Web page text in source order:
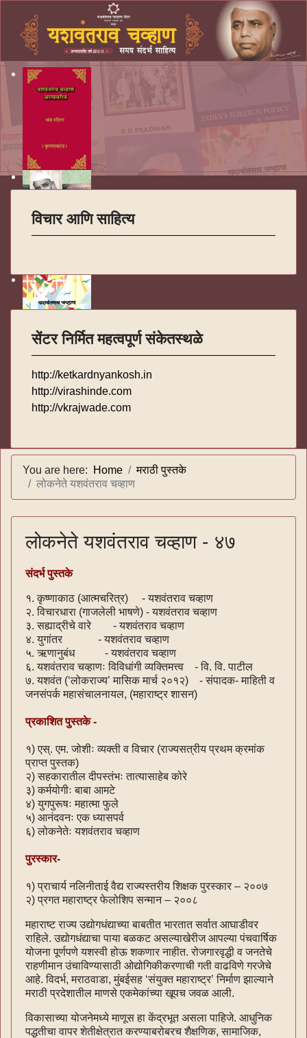
विचार आणि साहित्य
सेंटर निर्मित महत्वपूर्ण संकेतस्थळे
http://ketkardnyankosh.in
http://virashinde.com
http://vkrajwade.com
You are here: Home
मराठी पुस्तके
लोकनेते यशवंतराव चव्हाण
लोकनेते यशवंतराव चव्हाण - ४७
संदर्भ पुस्तके
१. कृष्णाकाठ (आत्मचरित्र) - यशवंतराव चव्हाण
२. विचारधारा (गाजलेली भाषणे) - यशवंतराव चव्हाण
३. सह्याद्रीचे वारे - यशवंतराव चव्हाण
४. युगांतर - यशवंतराव चव्हाण
५. ऋणानुबंध - यशवंतराव चव्हाण
६. यशवंतराव चव्हाणः विविधांगी व्यक्तिमत्त्व - वि. वि. पाटील
७. यशवंत (‘लोकराज्य’ मासिक मार्च २०१२) - संपादक- माहिती व
जनसंपर्क महासंचालनायल, (महाराष्ट्र शासन)
प्रकाशित पुस्तके -
१) एस्. एम. जोशीः व्यक्ती व विचार (राज्यसत्रीय प्रथम क्रमांक
प्राप्त पुस्तक)
२) सहकारातील दीपस्तंभः तात्यासाहेब कोरे
३) कर्मयोगीः बाबा आमटे
४) युगपुरूषः महात्मा फुले
५) आनंदवनः एक ध्यासपर्व
६) लोकनेतेः यशवंतराव चव्हाण
पुरस्कार-
१) प्राचार्य नलिनीताई वैद्य राज्यस्तरीय शिक्षक पुरस्कार – २००७
२) प्रगत महाराष्ट्र फेलोशिप सन्मान – २००८
महाराष्ट राज्य उद्योगधंद्याच्या बाबतीत भारतात सर्वात आघाडीवर
राहिले. उद्योगधंद्याचा पाया बळकट असल्याखेरीज आपल्या पंचवार्षिक
योजना पूर्णपणे यशस्वी होऊ शकणार नाहीत. रोजगारवृद्धी व जनतेचे
राहणीमान उंचाविण्यासाठी ओद्योगिकीकरणाची गती वाढविणे गरजेचे
आहे. विदर्भ, मराठवाडा, मुंबईसह ‘संयुक्त महाराष्ट्र’ निर्माण झाल्याने
मराठी प्रदेशातील माणसे एकमेकांच्या खूपच जवळ आली.
विकासाच्या योजनेमध्ये माणूस हा केंद्रभूत असला पाहिजे. आधुनिक
पद्धतीचा वापर शेतीक्षेत्रात करण्याबरोबरच शैक्षणिक, सामाजिक,